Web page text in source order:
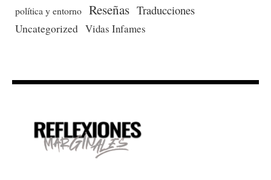
política y entorno Reseñas Traducciones
Uncategorized Vidas Infames